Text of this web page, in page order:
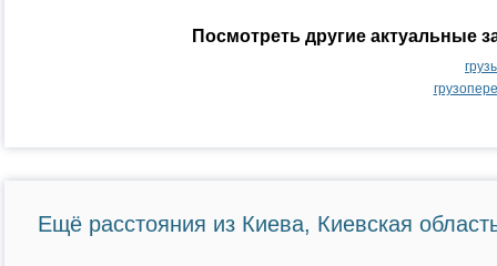
Посмотреть другие актуальные
Ещё расстояния из Киева, Киевская